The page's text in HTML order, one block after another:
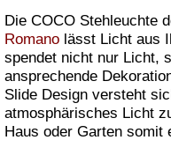
Die COCO Stehleuchte
Romano lässt Licht aus
spendet nicht nur Licht,
ansprechende
Slide Design versteht
atmosphärisches Licht
Haus oder Garten somit